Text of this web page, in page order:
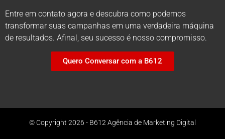
Entre em contato agora e descubra como podemos
transformar suas campanhas em uma verdadeira máquina
de resultados. Afinal, seu sucesso é nosso compromisso.
Quero Conversar com a B612
© Copyright 2026 - B612 Agência de Marketing Digital